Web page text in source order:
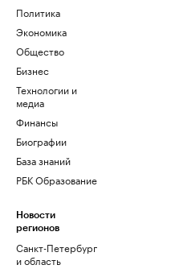
Политика
Экономика
Общество
Бизнес
Технологии и
медиа
Финансы
Биографии
База знаний
РБК Образование
Новости
регионов
Санкт-Петербург
и область